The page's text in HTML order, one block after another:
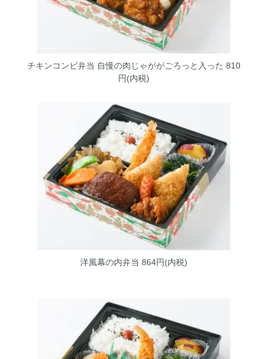
チキンコンビ弁当 自慢の肉じゃががごろっと入った 810
円(内税)
洋風幕の内弁当 864円(内税)